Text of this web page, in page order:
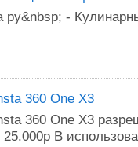
ру&nbsp; -
360 One X3
360 One X3
В